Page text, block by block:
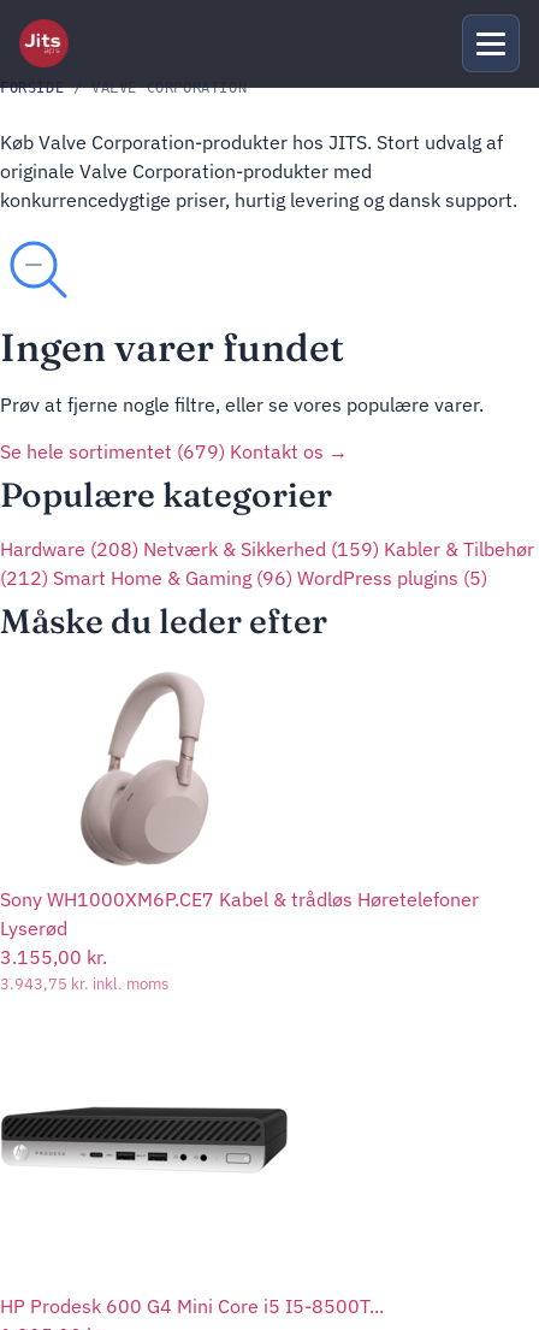
FORSIDE/ VALVE CORPORATION
Køb Valve Corporation-produkter hos JITS. Stort udvalg af
originale Valve Corporation-produkter med
konkurrencedygtige priser, hurtig levering og dansk support.
Ingen varer fundet
Prøv at fjerne nogle filtre, eller se vores populære varer.
Se hele sortimentet (679) Kontakt os →
Populære kategorier
Hardware (208) Netværk & Sikkerhed (159) Kabler & Tilbehør
(212) Smart Home & Gaming (96) WordPress plugins (5)
Måske du leder efter
Sony WH1000XM6P.CE7 Kabel & trådløs Høretelefoner
Lyserød
3.155,00 kr.
3.943,75 kr. inkl. moms
HP Prodesk 600 G4 Mini Core i5 I5-8500T...